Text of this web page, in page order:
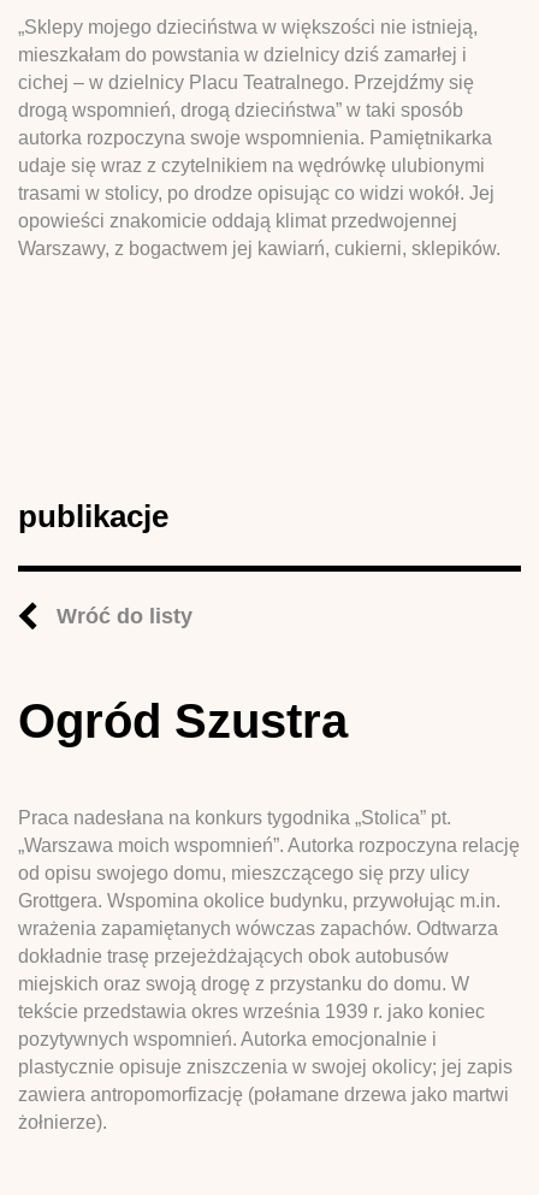
„Sklepy mojego dzieciństwa w większości nie istnieją,
mieszkałam do powstania w dzielnicy dziś zamarłej i
cichej – w dzielnicy Placu Teatralnego. Przejdźmy się
drogą wspomnień, drogą dzieciństwa” w taki sposób
autorka rozpoczyna swoje wspomnienia. Pamiętnikarka
udaje się wraz z czytelnikiem na wędrówkę ulubionymi
trasami w stolicy, po drodze opisując co widzi wokół. Jej
opowieści znakomicie oddają klimat przedwojennej
Warszawy, z bogactwem jej kawiarń, cukierni, sklepików.
publikacje
Wróć do listy
Ogród Szustra
Praca nadesłana na konkurs tygodnika „Stolica” pt.
„Warszawa moich wspomnień”. Autorka rozpoczyna relację
od opisu swojego domu, mieszczącego się przy ulicy
Grottgera. Wspomina okolice budynku, przywołując m.in.
wrażenia zapamiętanych wówczas zapachów. Odtwarza
dokładnie trasę przejeżdżających obok autobusów
miejskich oraz swoją drogę z przystanku do domu. W
tekście przedstawia okres września 1939 r. jako koniec
pozytywnych wspomnień. Autorka emocjonalnie i
plastycznie opisuje zniszczenia w swojej okolicy; jej zapis
zawiera antropomorfizację (połamane drzewa jako martwi
żołnierze).